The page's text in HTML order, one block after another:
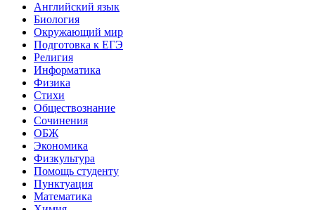
Английский язык
Биология
Окружающий мир
Подготовка к ЕГЭ
Религия
Информатика
Физика
Стихи
Обществознание
Сочинения
ОБЖ
Экономика
Физкультура
Помощь студенту
Пунктуация
Математика